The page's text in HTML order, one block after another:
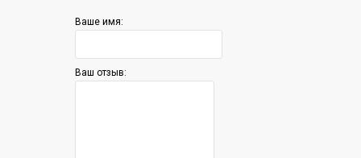
Ваше имя:
Ваш отзыв: